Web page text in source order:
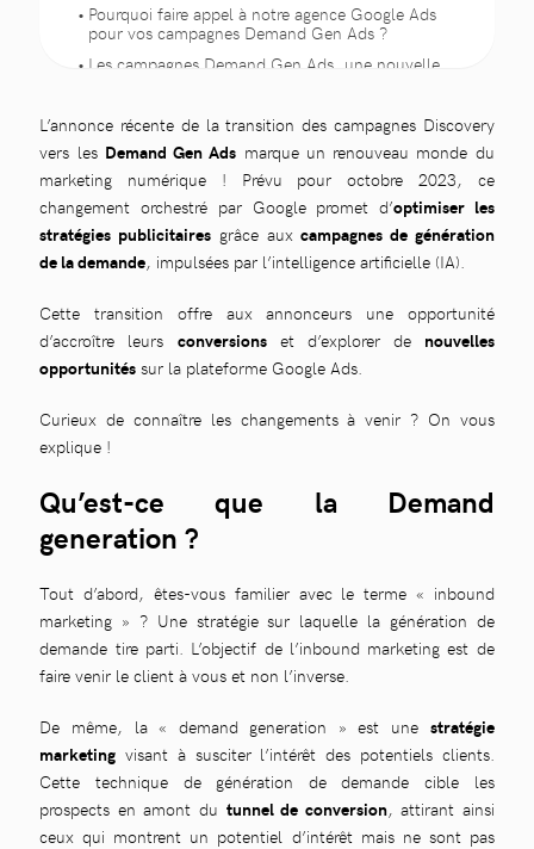
L’annonce récente de la transition des campagnes Discovery
vers les Demand Gen Ads marque un renouveau monde du
marketing numérique ! Prévu pour octobre 2023, ce
changement orchestré par Google promet d’optimiser les
stratégies publicitaires grâce auxcampagnes de génération
de la demande, impulsées par l’intelligence artificielle (IA).
Cette transition offre aux annonceurs une opportunité
d’accroître leurs conversionset d’explorer de nouvelles
opportunités sur la plateforme Google Ads.
Curieux de connaître les changements à venir ? On vous
explique !
Qu’est-ce que la Demand
generation ?
Tout d’abord, êtes-vous familier avec le terme « inbound
marketing » ? Une stratégie sur laquelle la génération de
demande tire parti. L’objectif de l’inbound marketing est de
faire venir le client à vous et non l’inverse.
De même, la « demand generation » est une stratégie
marketing visant à susciter l’intérêt des potentiels clients.
Cette technique de génération de demande cible les
prospects en amont du tunnel de conversion, attirant ainsi
ceux qui montrent un potentiel d’intérêt mais ne sont pas
Pourquoi faire appel à notre agence Google Ads
pour vos campagnes Demand Gen Ads ?
Les campagnes Demand Gen Ads, une nouvelle